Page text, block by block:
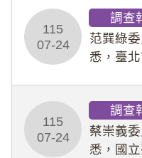
教羽球
事件處
115
07-24
調查
范巽綠
悉，臺
行拍攝
劉師。
115
07-24
調查
蔡崇義
悉，國